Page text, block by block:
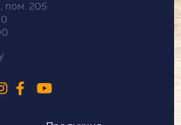
пом. 205